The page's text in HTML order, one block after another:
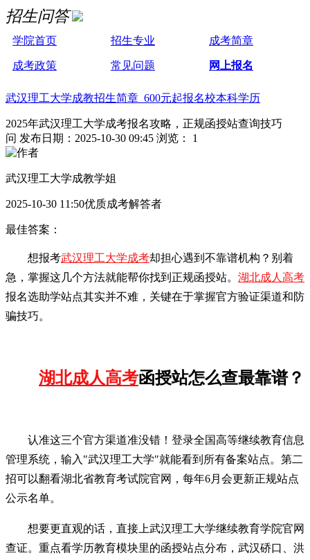
招生问答
学院首页 招生专业 成考简章
成考政策 常见问题 网上报名
武汉理工大学成教招生简章 600元起报名校本科学历
2025年武汉理工大学成考报名攻略，正规函授站查询技巧
问 发布日期：2025-10-30 09:45 浏览： 1
武汉理工大学成教学姐
2025-10-30 11:50优质成考解答者
最佳答案：
想报考武汉理工大学成考却担心遇到不靠谱机构？别着
急，掌握这几个方法就能帮你找到正规函授站。 湖北成人高考
报名选助学站点其实并不难，关键在于掌握官方验证渠道和防
骗技巧。
湖北成人高考函授站怎么查最靠谱？
认准这三个官方渠道准没错！登录全国高等继续教育信息
管理系统，输入"武汉理工大学"就能看到所有备案站点。第二
招可以翻看湖北省教育考试院官网，每年6月会更新正规站点
公示名单。
想要更直观的话，直接上武汉理工大学继续教育学院官网
查证。重点看学历教育模块里的函授站点分布，武汉硚口、洪